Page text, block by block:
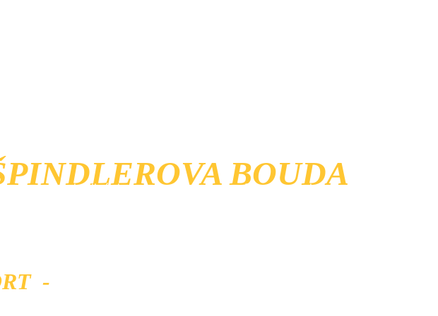
BOUDA
Pohodlná doprava na Špindlerovu Boudu - výchozí bod pro nesčetně
-